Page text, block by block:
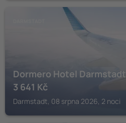
Dormero Hotel Darmstadt
3 641 Kč
Darmstadt, 08 srpna 2026, 2 noci